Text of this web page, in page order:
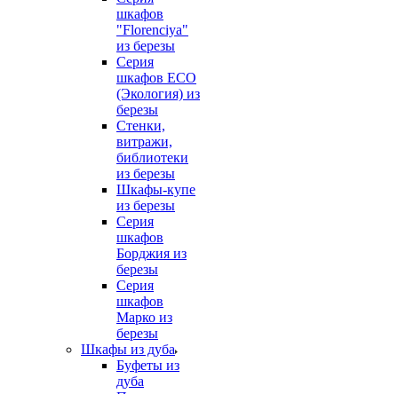
шкафов
"Florenciya"
из березы
Серия
шкафов ECO
(Экология) из
березы
Стенки,
витражи,
библиотеки
из березы
Шкафы-купе
из березы
Серия
шкафов
Борджия из
березы
Серия
шкафов
Марко из
березы
Шкафы из дуба
Буфеты из
дуба